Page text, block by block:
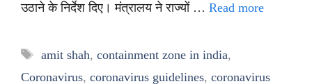
उठाने के निर्देश दिए। मंत्रालय ने राज्यों … Read more
Tags
amit shah, containment zone in india,
Coronavirus, coronavirus guidelines, coronavirus